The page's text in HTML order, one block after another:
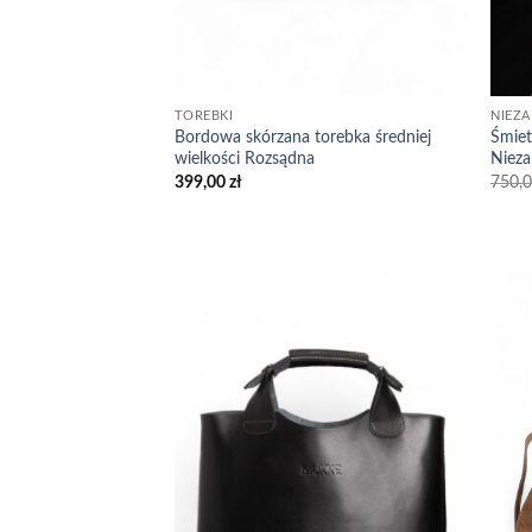
TOREBKI
Bordowa skórzana torebka średniej
wielkości Rozsądna
399,00 zł